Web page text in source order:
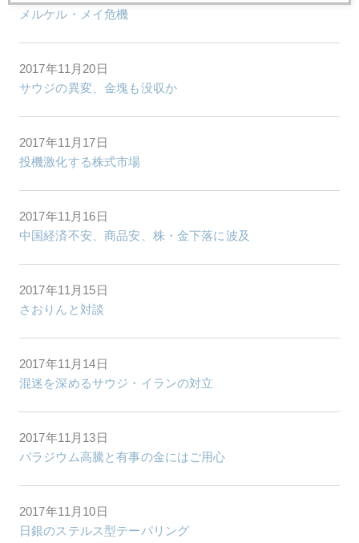
メルケル・メイ危機
2017年11月20日
サウジの異変、金塊も没収か
2017年11月17日
投機激化する株式市場
2017年11月16日
中国経済不安、商品安、株・金下落に波及
2017年11月15日
さおりんと対談
2017年11月14日
混迷を深めるサウジ・イランの対立
2017年11月13日
パラジウム高騰と有事の金にはご用心
2017年11月10日
日銀のステルス型テーパリング